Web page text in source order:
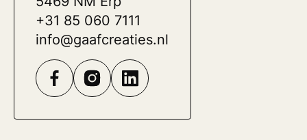
+31 85 060 7111
info@gaafcreaties.nl